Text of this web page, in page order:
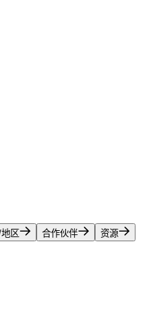
区​​ 合作伙伴​​ 资源​​